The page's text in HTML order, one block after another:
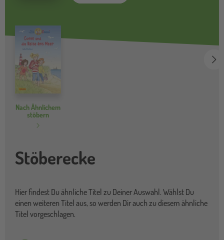
Nach Ähnlichem
stöbern
Stöberecke
Hier findest Du ähnliche Titel zu Deiner Auswahl. Wählst Du
einen weiteren Titel aus, so werden Dir auch zu diesem ähnliche
Titel vorgeschlagen.